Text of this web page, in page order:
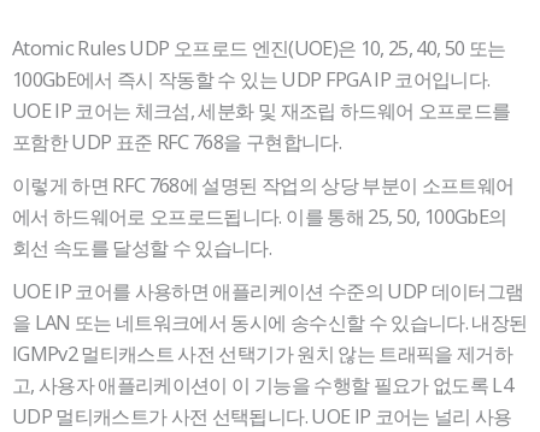
Atomic Rules UDP 오프로드 엔진(UOE)은 10, 25, 40, 50 또는
100GbE에서 즉시 작동할 수 있는 UDP FPGA IP 코어입니다.
UOE IP 코어는 체크섬, 세분화 및 재조립 하드웨어 오프로드를
포함한 UDP 표준 RFC 768을 구현합니다.
이렇게 하면 RFC 768에 설명된 작업의 상당 부분이 소프트웨어
에서 하드웨어로 오프로드됩니다. 이를 통해 25, 50, 100GbE의
회선 속도를 달성할 수 있습니다.
UOE IP 코어를 사용하면 애플리케이션 수준의 UDP 데이터그램
을 LAN 또는 네트워크에서 동시에 송수신할 수 있습니다. 내장된
IGMPv2 멀티캐스트 사전 선택기가 원치 않는 트래픽을 제거하
고, 사용자 애플리케이션이 이 기능을 수행할 필요가 없도록 L4
UDP 멀티캐스트가 사전 선택됩니다. UOE IP 코어는 널리 사용